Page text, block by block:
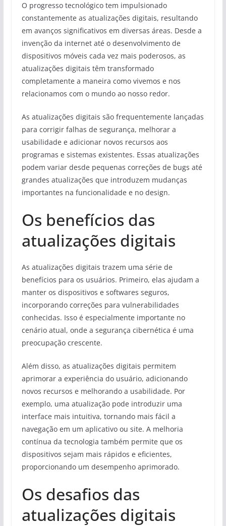
O progresso tecnológico tem impulsionado
constantemente as atualizações digitais, resultando
em avanços significativos em diversas áreas. Desde a
invenção da internet até o desenvolvimento de
dispositivos móveis cada vez mais poderosos, as
atualizações digitais têm transformado
completamente a maneira como vivemos e nos
relacionamos com o mundo ao nosso redor.
As atualizações digitais são frequentemente lançadas
para corrigir falhas de segurança, melhorar a
usabilidade e adicionar novos recursos aos
programas e sistemas existentes. Essas atualizações
podem variar desde pequenas correções de bugs até
grandes atualizações que introduzem mudanças
importantes na funcionalidade e no design.
Os benefícios das
atualizações digitais
As atualizações digitais trazem uma série de
benefícios para os usuários. Primeiro, elas ajudam a
manter os dispositivos e softwares seguros,
incorporando correções para vulnerabilidades
conhecidas. Isso é especialmente importante no
cenário atual, onde a segurança cibernética é uma
preocupação crescente.
Além disso, as atualizações digitais permitem
aprimorar a experiência do usuário, adicionando
novos recursos e melhorando a usabilidade. Por
exemplo, uma atualização pode introduzir uma
interface mais intuitiva, tornando mais fácil a
navegação em um aplicativo ou site. A melhoria
contínua da tecnologia também permite que os
dispositivos sejam mais rápidos e eficientes,
proporcionando um desempenho aprimorado.
Os desafios das
atualizações digitais